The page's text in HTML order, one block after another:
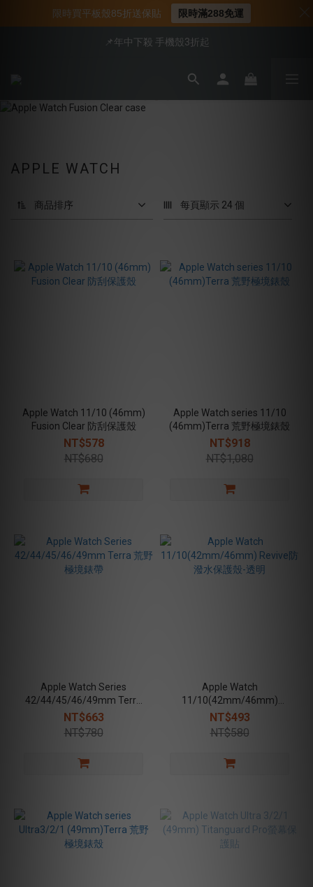
📍新客首購現折$50｜加入會員立即領取
📍新客首購現折$50｜加入會員立即領取
📌年中下殺 手機殼3折起
會員享全館95折優惠
📍新客首購現折$50｜加入會員立即領取
APPLE WATCH
商品排序 每頁顯示 24 個
Apple Watch 11/10 (46mm)
Fusion Clear 防刮保護殼
NT$578
NT$680
Apple Watch series 11/10
(46mm)Terra 荒野極境錶殼
NT$918
NT$1,080
Apple Watch Series
42/44/45/46/49mm Terra
荒野極境錶帶
NT$663
NT$780
Apple Watch
11/10(42mm/46mm)
Revive防潑水保護殼-透明
NT$493
NT$580
限時買平板殼85折送保貼 限時滿288免運